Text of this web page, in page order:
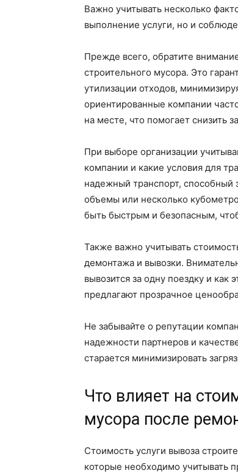
Важно учитывать несколько
выполнение услуги, но и
Прежде всего, обратите
строительного мусора. Это
утилизации отходов,
ориентированные компании
на месте, что помогает снизить
При выборе организации
компании и какие условия для
надежный транспорт, способный
объемы или несколько
быть быстрым и безопасным,
Также важно учитывать
демонтажа и вывозки.
вывозится за одну поездку и как
предлагают прозрачное
Не забывайте о репутации
надежности партнеров и
старается минимизировать
Что влияет на
мусора после
Стоимость услуги вывоза
которые необходимо учитывать